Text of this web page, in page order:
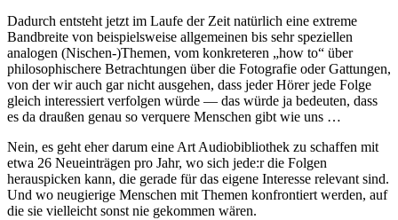
Dadurch entsteht jetzt im Laufe der Zeit natürlich eine extreme
Bandbreite von beispielsweise allgemeinen bis sehr speziellen
analogen (Nischen-)Themen, vom konkreteren „how to“ über
philosophischere Betrachtungen über die Fotografie oder Gattungen,
von der wir auch gar nicht ausgehen, dass jeder Hörer jede Folge
gleich interessiert verfolgen würde — das würde ja bedeuten, dass
es da draußen genau so verquere Menschen gibt wie uns …
Nein, es geht eher darum eine Art Audiobibliothek zu schaffen mit
etwa 26 Neueinträgen pro Jahr, wo sich jede:r die Folgen
herauspicken kann, die gerade für das eigene Interesse relevant sind.
Und wo neugierige Menschen mit Themen konfrontiert werden, auf
die sie vielleicht sonst nie gekommen wären.